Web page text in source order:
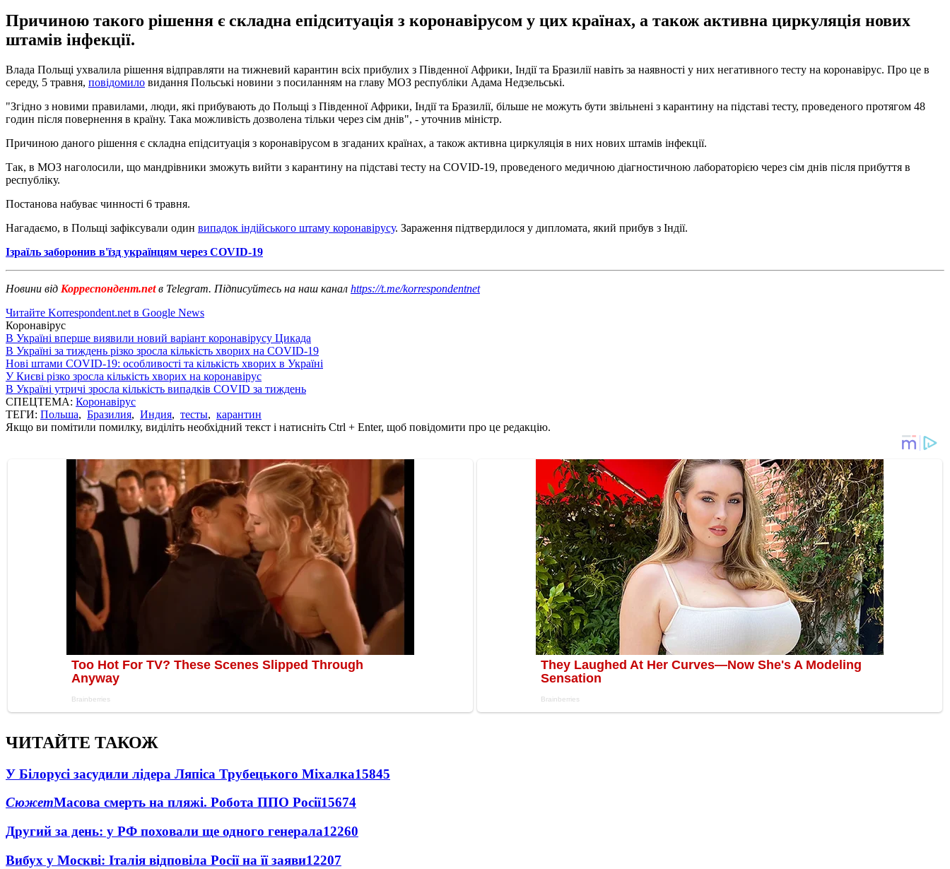
Причиною такого рішення є складна епідситуація з коронавірусом у цих країнах, а також активна циркуляція нових
штамів інфекції.
Влада Польщі ухвалила рішення відправляти на тижневий карантин всіх прибулих з Південної Африки, Індії та Бразилії навіть за наявності у них негативного тесту на коронавірус. Про це в
середу, 5 травня, повідомило видання Польські новини з посиланням на главу МОЗ республіки Адама Недзельські.
"Згідно з новими правилами, люди, які прибувають до Польщі з Південної Африки, Індії та Бразилії, більше не можуть бути звільнені з карантину на підставі тесту, проведеного протягом 48
годин після повернення в країну. Така можливість дозволена тільки через сім днів", - уточнив міністр.
Причиною даного рішення є складна епідситуація з коронавірусом в згаданих країнах, а також активна циркуляція в них нових штамів інфекції.
Так, в МОЗ наголосили, що мандрівники зможуть вийти з карантину на підставі тесту на COVID-19, проведеного медичною діагностичною лабораторією через сім днів після прибуття в
республіку.
Постанова набуває чинності 6 травня.
Нагадаємо, в Польщі зафіксували один випадок індійського штаму коронавірусу. Зараження підтвердилося у дипломата, який прибув з Індії.
Ізраїль заборонив в'їзд українцям через COVID-19
Новини від Корреспондент.netв Telegram. Підписуйтесь на наш канал https://t.me/korrespondentnet
Читайте Korrespondent.net в Google News
Коронавірус
В Україні вперше виявили новий варіант коронавірусу Цикада
В Україні за тиждень різко зросла кількість хворих на COVID-19
Нові штами COVID-19: особливості та кількість хворих в Україні
У Києві різко зросла кількість хворих на коронавірус
В Україні утричі зросла кількість випадків COVID за тиждень
СПЕЦТЕМА: Коронавірус
ТЕГИ: Польша, Бразилия, Индия, тесты, карантин
Якщо ви помітили помилку, виділіть необхідний текст і натисніть Ctrl + Enter, щоб повідомити про це редакцію.
ЧИТАЙТЕ ТАКОЖ
У Білорусі засудили лідера Ляпіса Трубецького Міхалка15845
СюжетМасова смерть на пляжі. Робота ППО Росії15674
Другий за день: у РФ поховали ще одного генерала12260
Вибух у Москві: Італія відповіла Росії на її заяви12207